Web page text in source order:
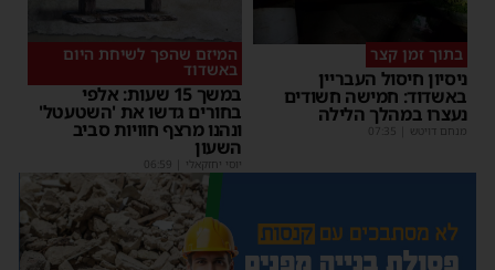
בתוך זמן קצר
ניסיון חיסול העבריין
באשדוד: חמישה חשודים
נעצרו במהלך הלילה
מנחם דויטש |
07:35
המיזם שהפך לשיחת היום
באשדוד
במשך 15 שעות: אלפי
בחורים גדשו את 'השטעטל'
ונהנו מרצף חוויות סביב
השעון
יוסי יחזקאלי |
06:59